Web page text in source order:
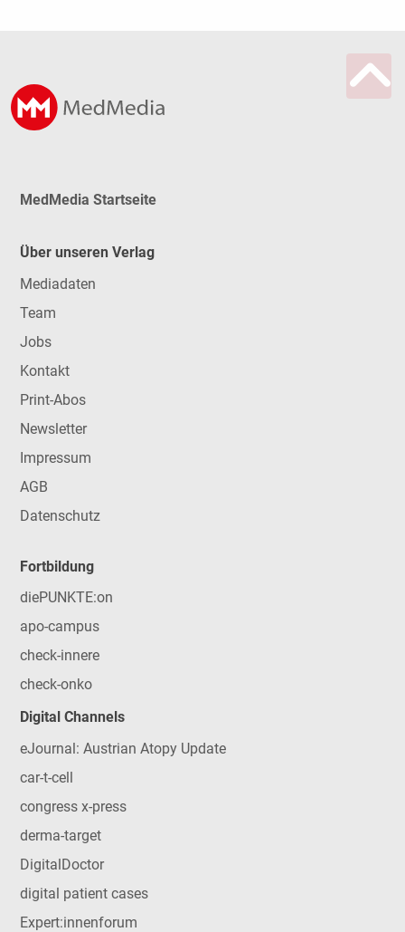
MedMedia Startseite
Über unseren Verlag
Mediadaten
Team
Jobs
Kontakt
Print-Abos
Newsletter
Impressum
AGB
Datenschutz
Fortbildung
diePUNKTE:on
apo-campus
check-innere
check-onko
Digital Channels
eJournal: Austrian Atopy Update
car-t-cell
congress x-press
derma-target
DigitalDoctor
digital patient cases
Expert:innenforum